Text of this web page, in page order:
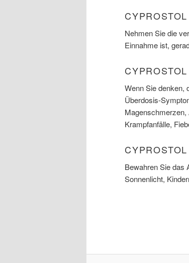
Nehmen Sie die
Einnahme ist,
Wenn Sie denken,
Überdosis-
Krampfanfälle,
Bewahren Sie das
Sonnenlicht,